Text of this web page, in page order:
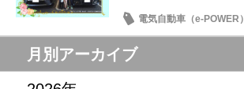
電気自動車（e-POWER）
月別アーカイブ